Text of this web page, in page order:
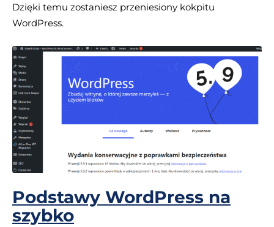
Dzięki temu zostaniesz przeniesiony kokpitu
WordPress.
Podstawy WordPress na
szybko